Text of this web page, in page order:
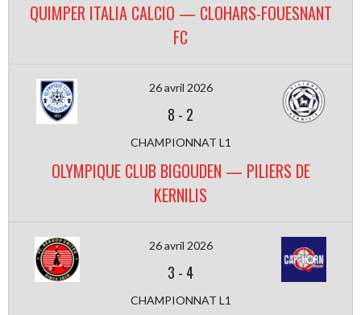
QUIMPER ITALIA CALCIO — CLOHARS-FOUESNANT
FC
26 avril 2026
8 - 2
CHAMPIONNAT L1
OLYMPIQUE CLUB BIGOUDEN — PILIERS DE
KERNILIS
26 avril 2026
3 - 4
CHAMPIONNAT L1